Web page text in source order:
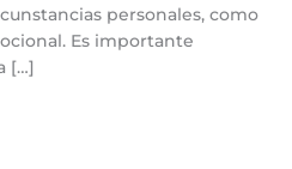
personales, como
Es importante
[…]